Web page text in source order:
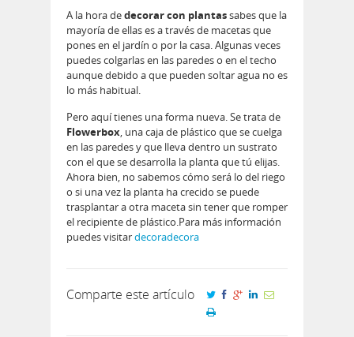
A la hora dedecorar con plantassabes que la
mayoría de ellas es a través de macetas que
pones en el jardín o por la casa. Algunas veces
puedes colgarlas en las paredes o en el techo
aunque debido a que pueden soltar agua no es
lo más habitual.
Pero aquí tienes una forma nueva. Se trata de
Flowerbox, una caja de plástico que se cuelga
en las paredes y que lleva dentro un sustrato
con el que se desarrolla la planta que tú elijas.
Ahora bien, no sabemos cómo será lo del riego
o si una vez la planta ha crecido se puede
trasplantar a otra maceta sin tener que romper
el recipiente de plástico.Para más información
puedes visitardecoradecora
Comparte este artículo